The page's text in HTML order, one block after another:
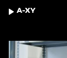
A-XY